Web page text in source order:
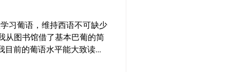
习葡语，维持西语不可缺少
从图书馆借了基本巴葡的简
前的葡语水平能大致读懂